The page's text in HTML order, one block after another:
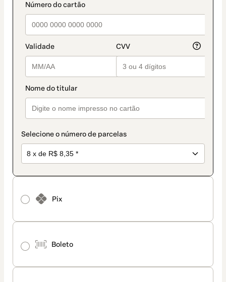
Selecione o número de parcelas
Pix
Boleto
pagamento